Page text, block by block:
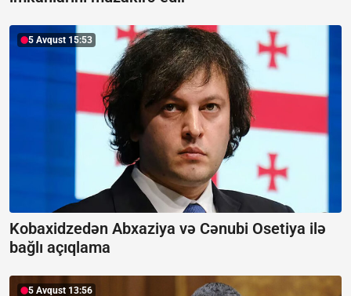
5 Avqust 15:53
Kobaxidzedən Abxaziya və Cənubi Osetiya ilə
bağlı açıqlama
5 Avqust 13:56